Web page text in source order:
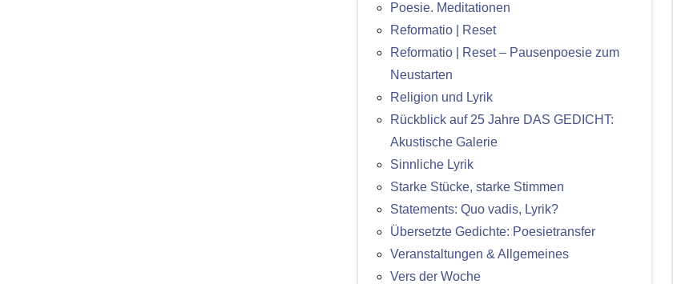
Poesie. Meditationen
Reformatio | Reset
Reformatio | Reset – Pausenpoesie zum
Neustarten
Religion und Lyrik
Rückblick auf 25 Jahre DAS GEDICHT:
Akustische Galerie
Sinnliche Lyrik
Starke Stücke, starke Stimmen
Statements: Quo vadis, Lyrik?
Übersetzte Gedichte: Poesietransfer
Veranstaltungen & Allgemeines
Vers der Woche